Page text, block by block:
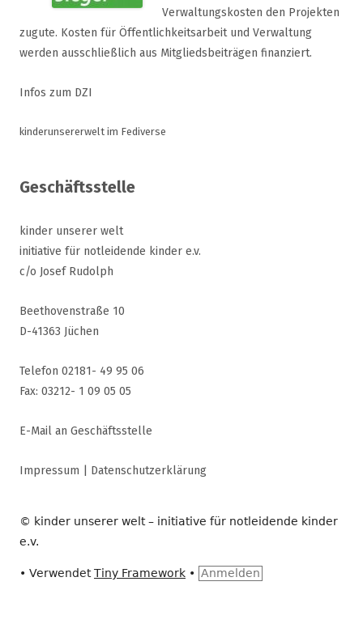
Verwaltungskosten den Projekten
zugute. Kosten für Öffentlichkeitsarbeit und Verwaltung
werden ausschließlich aus Mitgliedsbeiträgen finanziert.
Infos zum DZI
kinderunsererwelt im Fediverse
Geschäftsstelle
kinder unserer welt
initiative für notleidende kinder e.v.
c/o Josef Rudolph
Beethovenstraße 10
D-41363 Jüchen
Telefon 02181- 49 95 06
Fax: 03212- 1 09 05 05
E-Mail an Geschäftsstelle
Impressum Datenschutzerklärung
© kinder unserer welt – initiative für notleidende kinder
e.v.
• VerwendetTiny Framework • Anmelden